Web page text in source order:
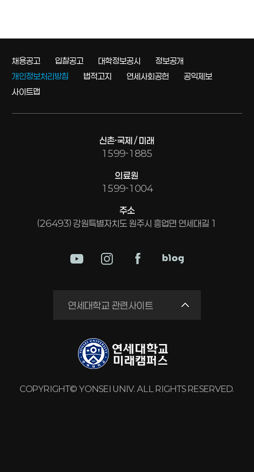
채용공고 입찰공고 대학정보공시
정보공개
개인정보처리방침
법적고지 연세사회공헌
공익제보
사이트맵
신촌·국제 / 미래
1599-1885
의료원
1599-1004
주소
(26493) 강원특별자치도 원주시 흥업면 연세대길 1
COPYRIGHT© YONSEI UNIV. ALL RIGHTS RESERVED.
연세대학교 관련사이트
미래평생교육원
연구실 안전관리시스템
세브란스병원
강남세브란스병원